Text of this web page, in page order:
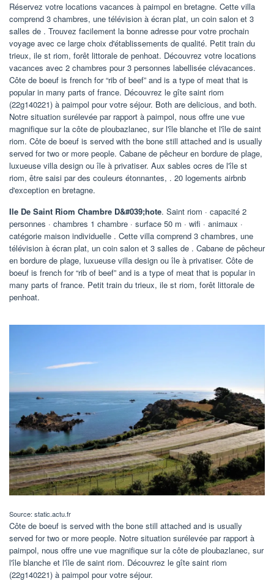
Réservez votre locations vacances à paimpol en bretagne. Cette villa
comprend 3 chambres, une télévision à écran plat, un coin salon et 3
salles de . Trouvez facilement la bonne adresse pour votre prochain
voyage avec ce large choix d'établissements de qualité. Petit train du
trieux, ile st riom, forêt littorale de penhoat. Découvrez votre locations
vacances avec 2 chambres pour 3 personnes labellisée clévacances.
Côte de boeuf is french for “rib of beef” and is a type of meat that is
popular in many parts of france. Découvrez le gîte saint riom
(22g140221) à paimpol pour votre séjour. Both are delicious, and both.
Notre situation surélevée par rapport à paimpol, nous offre une vue
magnifique sur la côte de ploubazlanec, sur l'île blanche et l'île de saint
riom. Côte de boeuf is served with the bone still attached and is usually
served for two or more people. Cabane de pêcheur en bordure de plage,
luxueuse villa design ou île à privatiser. Aux sables ocres de l'île st
riom, être saisi par des couleurs étonnantes, . 20 logements airbnb
d'exception en bretagne.
Ile De Saint Riom Chambre D&#039;hote. Saint riom · capacité 2
personnes · chambres 1 chambre · surface 50 m · wifi · animaux ·
catégorie maison individuelle . Cette villa comprend 3 chambres, une
télévision à écran plat, un coin salon et 3 salles de . Cabane de pêcheur
en bordure de plage, luxueuse villa design ou île à privatiser. Côte de
boeuf is french for “rib of beef” and is a type of meat that is popular in
many parts of france. Petit train du trieux, ile st riom, forêt littorale de
penhoat.
Source: static.actu.fr
Côte de boeuf is served with the bone still attached and is usually
served for two or more people. Notre situation surélevée par rapport à
paimpol, nous offre une vue magnifique sur la côte de ploubazlanec, sur
l'île blanche et l'île de saint riom. Découvrez le gîte saint riom
(22g140221) à paimpol pour votre séjour.